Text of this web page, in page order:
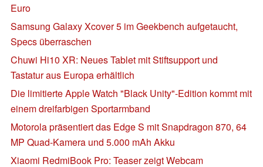
Euro
Samsung Galaxy Xcover 5 im Geekbench aufgetaucht,
Specs überraschen
Chuwi Hi10 XR: Neues Tablet mit Stiftsupport und
Tastatur aus Europa erhältlich
Die limitierte Apple Watch "Black Unity"-Edition kommt mit
einem dreifarbigen Sportarmband
Motorola präsentiert das Edge S mit Snapdragon 870, 64
MP Quad-Kamera und 5.000 mAh Akku
Xiaomi RedmiBook Pro: Teaser zeigt Webcam